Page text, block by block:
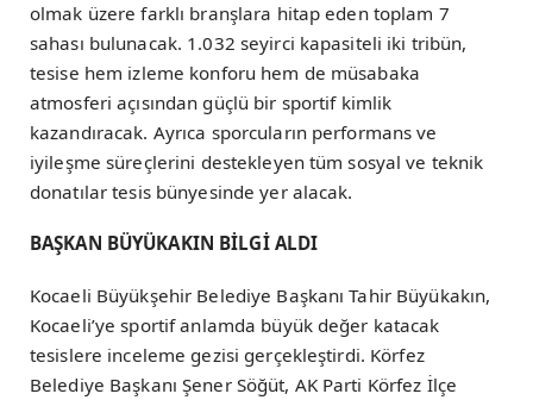
olmak üzere farklı branşlara hitap eden toplam 7
sahası bulunacak. 1.032 seyirci kapasiteli iki tribün,
tesise hem izleme konforu hem de müsabaka
atmosferi açısından güçlü bir sportif kimlik
kazandıracak. Ayrıca sporcuların performans ve
iyileşme süreçlerini destekleyen tüm sosyal ve teknik
donatılar tesis bünyesinde yer alacak.
BAŞKAN BÜYÜKAKIN BİLGİ ALDI
Kocaeli Büyükşehir Belediye Başkanı Tahir Büyükakın,
Kocaeli’ye sportif anlamda büyük değer katacak
tesislere inceleme gezisi gerçekleştirdi. Körfez
Belediye Başkanı Şener Söğüt, AK Parti Körfez İlçe